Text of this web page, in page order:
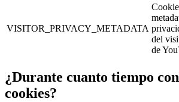
VISITOR_PRIVACY_METADATA
del
de
¿Durante cuanto tiempo
cookies?